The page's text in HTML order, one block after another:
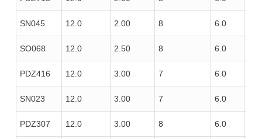
SN045 12.0 2.00 8 6.0
SO068 12.0 2.50 8 6.0
PDZ416 12.0 3.00 7 6.0
SN023 12.0 3.00 7 6.0
PDZ307 12.0 3.00 8 6.0